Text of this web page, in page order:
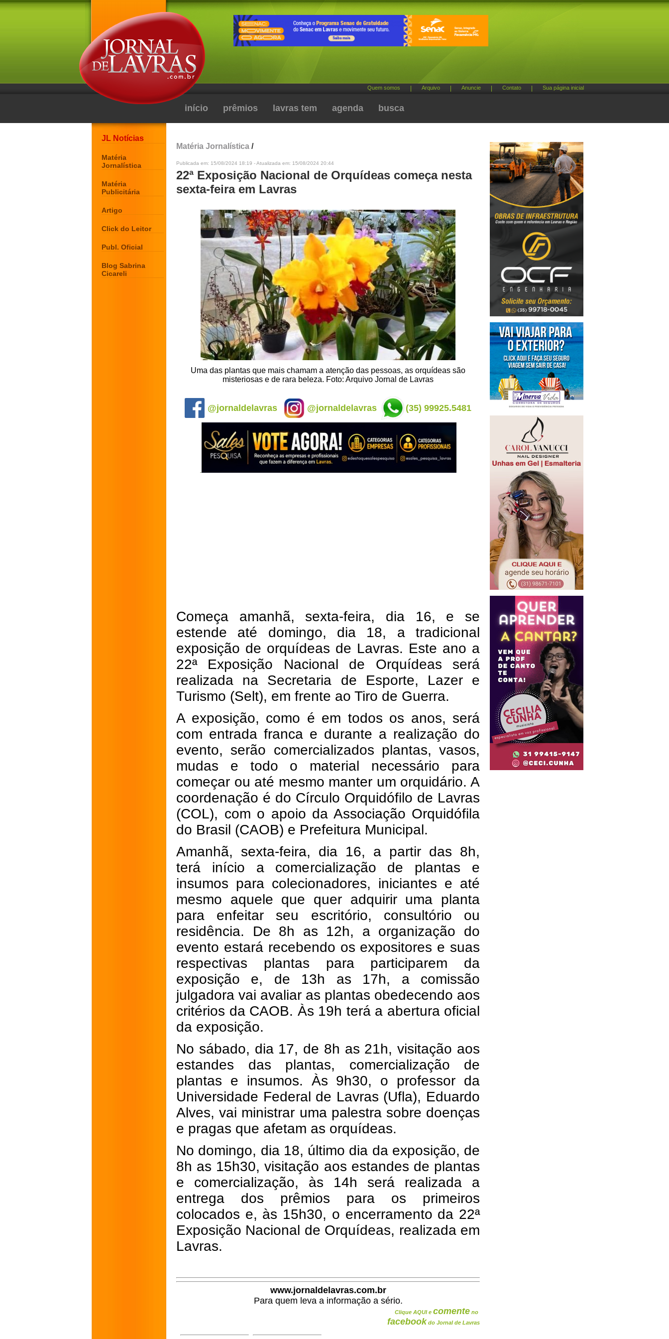
Quem somos Arquivo Anuncie Contato Sua página inicial
início prêmios lavras tem agenda busca
JL Notícias
Matéria
Jornalística
Matéria
Publicitária
Artigo
Click do Leitor
Publ. Oficial
Blog Sabrina
Cicareli
Matéria Jornalística /
Publicada em: 15/08/2024 18:19 - Atualizada em: 15/08/2024 20:44
22ª Exposição Nacional de Orquídeas começa nesta
sexta-feira em Lavras
Uma das plantas que mais chamam a atenção das pessoas, as orquídeas são
misteriosas e de rara beleza. Foto: Arquivo Jornal de Lavras
@jornaldelavras @jornaldelavras (35) 99925.5481
Começa amanhã, sexta-feira, dia 16, e se
estende até domingo, dia 18, a tradicional
exposição de orquídeas de Lavras. Este ano a
22ª Exposição Nacional de Orquídeas será
realizada na Secretaria de Esporte, Lazer e
Turismo (Selt), em frente ao Tiro de Guerra.
A exposição, como é em todos os anos, será
com entrada franca e durante a realização do
evento, serão comercializados plantas, vasos,
mudas e todo o material necessário para
começar ou até mesmo manter um orquidário. A
coordenação é do Círculo Orquidófilo de Lavras
(COL), com o apoio da Associação Orquidófila
do Brasil (CAOB) e Prefeitura Municipal.
Amanhã, sexta-feira, dia 16, a partir das 8h,
terá início a comercialização de plantas e
insumos para colecionadores, iniciantes e até
mesmo aquele que quer adquirir uma planta
para enfeitar seu escritório, consultório ou
residência. De 8h as 12h, a organização do
evento estará recebendo os expositores e suas
respectivas plantas para participarem da
exposição e, de 13h as 17h, a comissão
julgadora vai avaliar as plantas obedecendo aos
critérios da CAOB. Às 19h terá a abertura oficial
da exposição.
No sábado, dia 17, de 8h as 21h, visitação aos
estandes das plantas, comercialização de
plantas e insumos. Às 9h30, o professor da
Universidade Federal de Lavras (Ufla), Eduardo
Alves, vai ministrar uma palestra sobre doenças
e pragas que afetam as orquídeas.
No domingo, dia 18, último dia da exposição, de
8h as 15h30, visitação aos estandes de plantas
e comercialização, às 14h será realizada a
entrega dos prêmios para os primeiros
colocados e, às 15h30, o encerramento da 22ª
Exposição Nacional de Orquídeas, realizada em
Lavras.
www.jornaldelavras.com.br
Para quem leva a informação a sério.
Clique AQUI e comente no
facebook do Jornal de Lavras